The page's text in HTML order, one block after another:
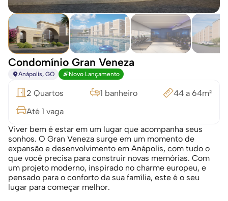
Condomínio Gran Veneza
Anápolis, GO Novo Lançamento
2 Quartos 1 banheiro
44 a 64m²
Até 1 vaga
Viver bem é estar em um lugar que acompanha seus
sonhos. O Gran Veneza surge em um momento de
expansão e desenvolvimento em Anápolis, com tudo o
que você precisa para construir novas memórias. Com
um projeto moderno, inspirado no charme europeu, e
pensado para o conforto da sua família, este é o seu
lugar para começar melhor.